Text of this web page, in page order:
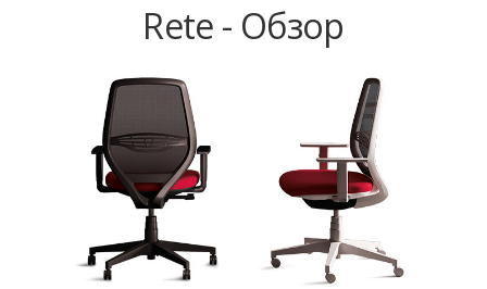
Rete - Обзор